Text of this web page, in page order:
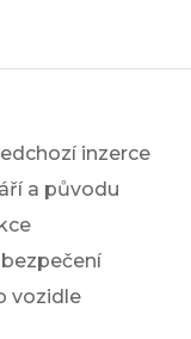
inzerce
a původu
vozidle